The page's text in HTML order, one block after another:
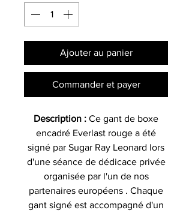
Ajouter au panier
Commander et payer
Description : Ce gant de boxe
encadré Everlast rouge a été
signé par Sugar Ray Leonard lors
d'une séance de dédicace privée
organisée par l'un de nos
partenaires européens . Chaque
gant signé est accompagné d'un